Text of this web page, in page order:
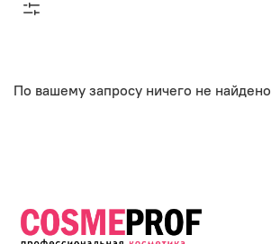
По вашему запросу ничего не найдено